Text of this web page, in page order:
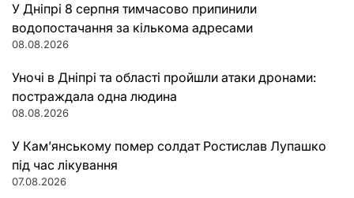
У Дніпрі 8 серпня тимчасово припинили
водопостачання за кількома адресами
08.08.2026
Уночі в Дніпрі та області пройшли атаки дронами:
постраждала одна людина
08.08.2026
У Кам’янському помер солдат Ростислав Лупашко
під час лікування
07.08.2026